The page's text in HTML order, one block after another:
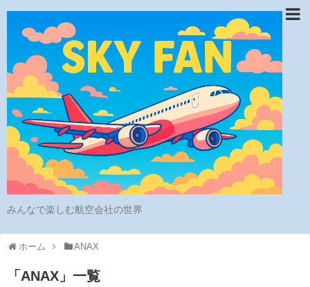
みんなで楽しむ航空会社の世界
ホーム ANAX
「 ANAX 」 一覧